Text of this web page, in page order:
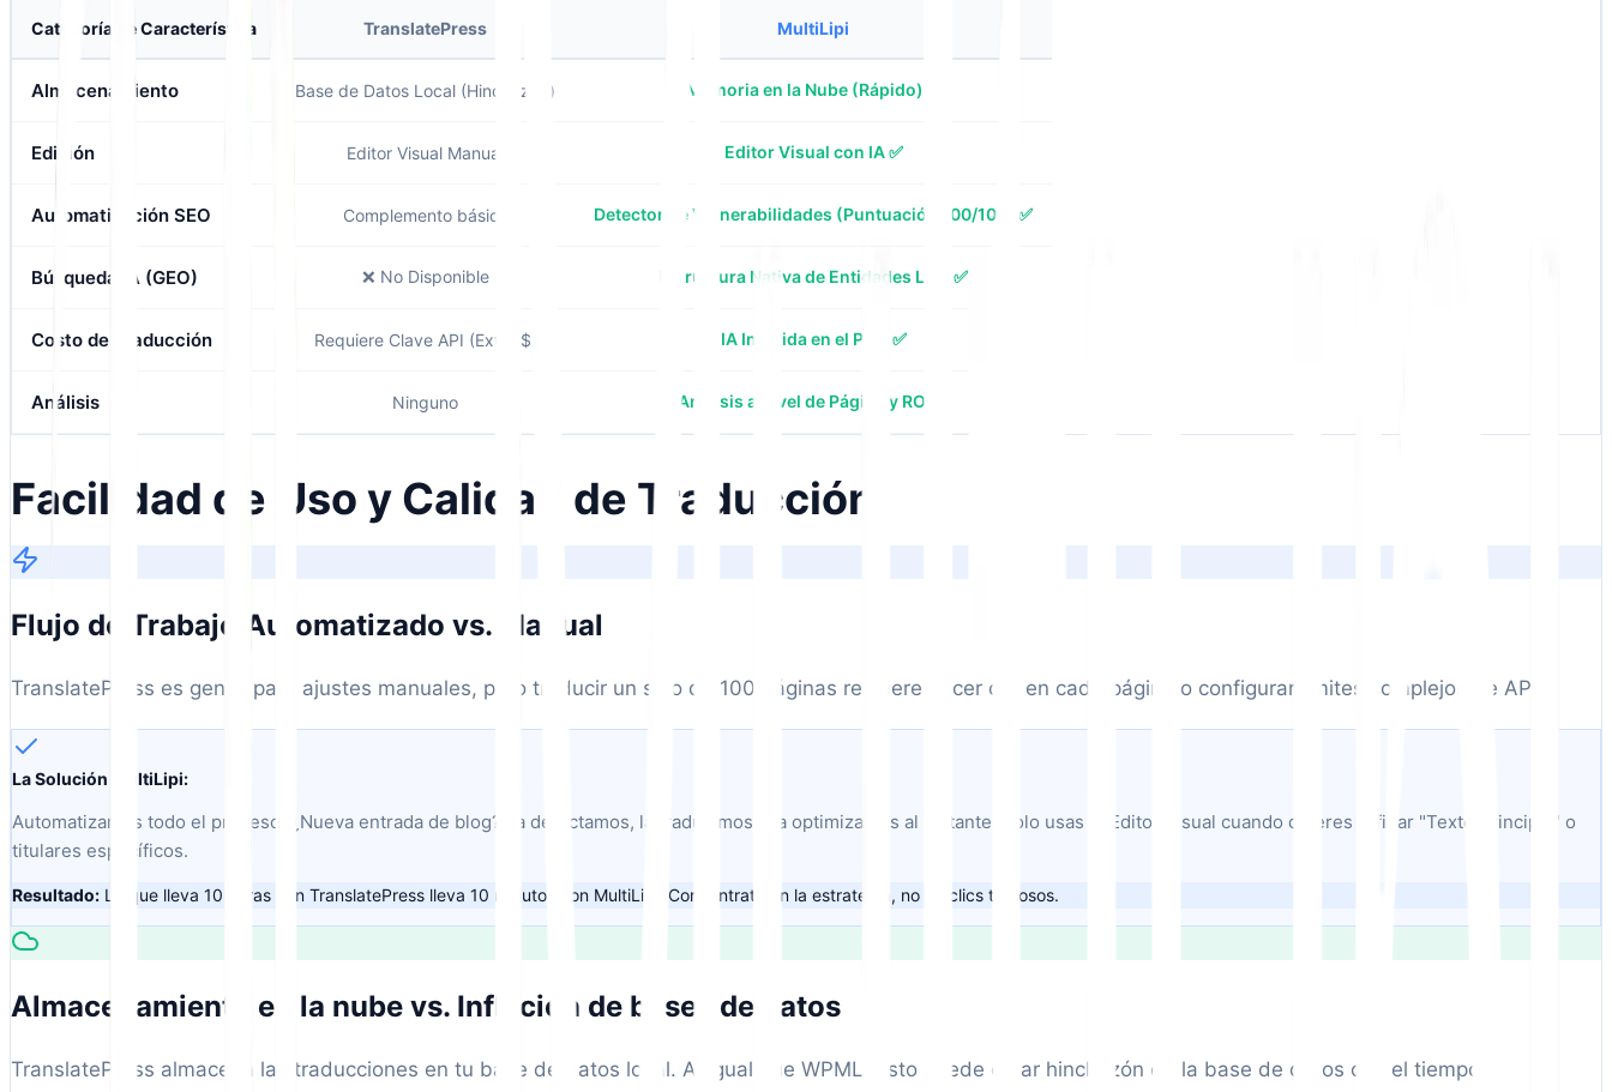
Categoría de Característica TranslatePress MultiLipi
Almacenamiento Base de Datos Local (Hinchazón) Memoria en la Nube (Rápido) ✅
Edición Editor Visual Manual Editor Visual con IA ✅
Automatización SEO Complemento básico Detector de Vulnerabilidades (Puntuación 100/100) ✅
Búsqueda IA (GEO) ❌ No Disponible Estructura Nativa de Entidades LLM ✅
Costo de Traducción Requiere Clave API (Extra $) IA Incluida en el Plan ✅
Análisis Ninguno Análisis a Nivel de Página y ROI ✅
Facilidad de Uso y Calidad de Traducción
Flujo de Trabajo Automatizado vs. Manual
TranslatePress es genial para ajustes manuales, pero traducir un sitio de 100 páginas requiere hacer clic en cada página o configurar límites complejos de API.
La Solución MultiLipi:
Automatizamos todo el proceso. ¿Nueva entrada de blog? La detectamos, la traducimos y la optimizamos al instante. Solo usas el Editor Visual cuando quieres refinar "Texto Principal" o
titulares específicos.
Resultado: Lo que lleva 10 horas con TranslatePress lleva 10 minutos con MultiLipi. Concéntrate en la estrategia, no en clics tediosos.
Almacenamiento en la nube vs. Inflación de bases de datos
TranslatePress almacena las traducciones en tu base de datos local. Al igual que WPML, esto puede crear hinchazón de la base de datos con el tiempo,